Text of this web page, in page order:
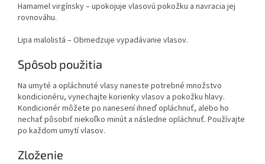
Hamamel virgínsky – upokojuje vlasovú pokožku a navracia jej
rovnováhu.
Lipa malolistá – Obmedzuje vypadávanie vlasov.
Spôsob použitia
Na umyté a opláchnuté vlasy naneste potrebné množstvo
kondicionéru, vynechajte korienky vlasov a pokožku hlavy.
Kondicionér môžete po nanesení ihneď opláchnuť, alebo ho
nechať pôsobiť niekoľko minút a následne opláchnuť. Používajte
po každom umytí vlasov.
Zloženie